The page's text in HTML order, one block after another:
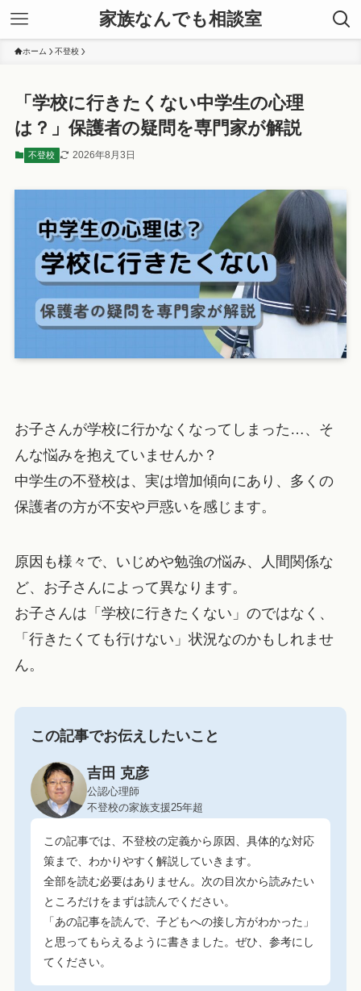
家族なんでも相談室
ホーム 不登校
「学校に行きたくない中学生の心理
は？」保護者の疑問を専門家が解説
不登校 2026年8月3日
お子さんが学校に行かなくなってしまった…、そ
んな悩みを抱えていませんか？
中学生の不登校は、実は増加傾向にあり、多くの
保護者の方が不安や戸惑いを感じます。
原因も様々で、いじめや勉強の悩み、人間関係な
ど、お子さんによって異なります。
お子さんは「学校に行きたくない」のではなく、
「行きたくても行けない」状況なのかもしれませ
ん。
この記事でお伝えしたいこと
吉田 克彦
公認心理師
不登校の家族支援25年超
この記事では、不登校の定義から原因、具体的な対応
策まで、わかりやすく解説していきます。
全部を読む必要はありません。次の目次から読みたい
ところだけをまずは読んでください。
「あの記事を読んで、子どもへの接し方がわかった」
と思ってもらえるように書きました。ぜひ、参考にし
てください。